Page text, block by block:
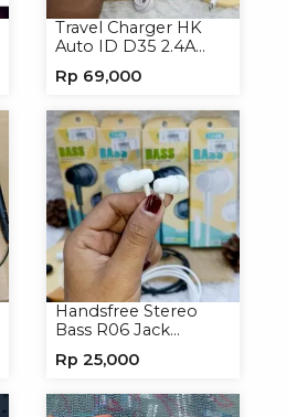
Travel Charger HK
Auto ID D35 2.4A
Rp 69,000
Handsfree Stereo
Bass R06 Jack
Headset Headphone
Rp 25,000